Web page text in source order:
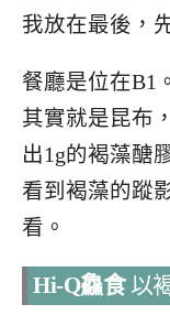
我放在最後，
餐廳是位在B1
其實就是昆布
出1g的褐藻醣
看到褐藻的蹤
看。
Hi-Q鱻食以